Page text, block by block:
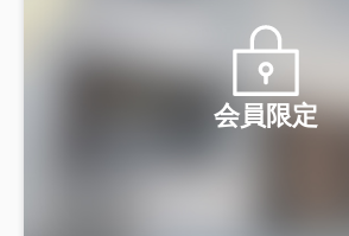
会員限定